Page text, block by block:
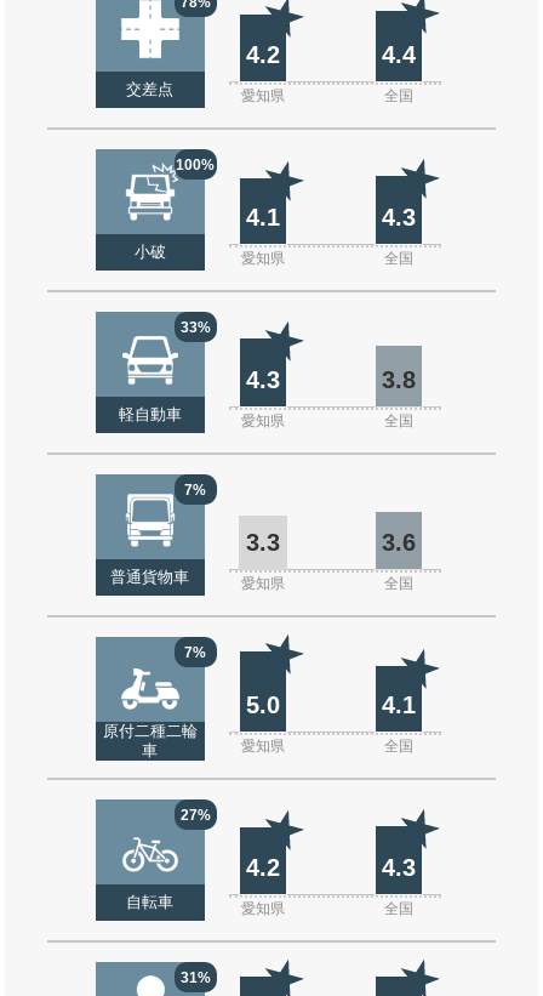
交差点
4.2 4.4
愛知県 全国
100%
小破
4.1 4.3
愛知県 全国
33%
軽自動車
4.3 3.8
愛知県 全国
7%
普通貨物車
3.3 3.6
愛知県 全国
7%
原付二種二輪
車
5.0 4.1
愛知県 全国
27%
自転車
4.2 4.3
愛知県 全国
31%